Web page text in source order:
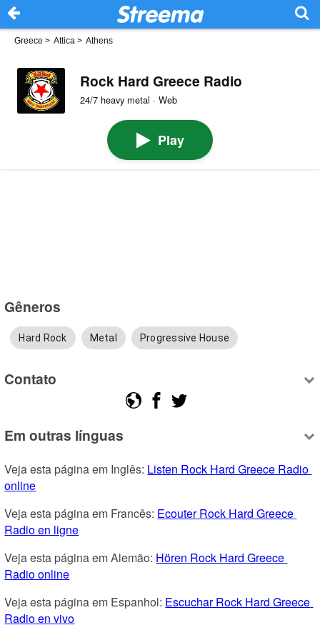
Greece > Attica > Athens
Rock Hard Greece Radio
24/7 heavy metal · Web
Play
Gêneros
Hard Rock Metal Progressive House
Contato
Em outras línguas
Veja esta página em Inglês: Listen Rock Hard Greece Radio
online
Veja esta página em Francês: Ecouter Rock Hard Greece
Radio en ligne
Veja esta página em Alemão: Hören Rock Hard Greece
Radio online
Veja esta página em Espanhol: Escuchar Rock Hard Greece
Radio en vivo